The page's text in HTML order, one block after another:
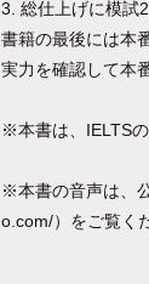
3. 総仕上げに模試
書籍の最後には本
実力を確認して本
※本書は、IELTS
※本書の音声は、
o.com/）をご覧く